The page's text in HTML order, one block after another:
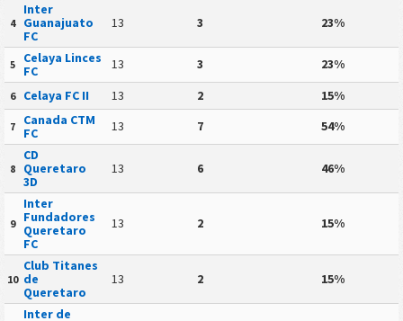
4
Inter
Guanajuato
FC
13 3 23%
5
Celaya Linces
FC
13 3 23%
6 Celaya FC II 13 2 15%
7
Canada CTM
FC
13 7 54%
8
CD
Queretaro
3D
13 6 46%
9
Inter
Fundadores
Queretaro
FC
13 2 15%
10
Club Titanes
de
Queretaro
13 2 15%
Inter de